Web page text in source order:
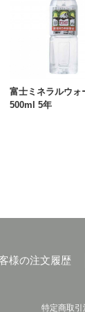
富士ミネラルウォ
500ml 5年
様の注文履歴
特定商取